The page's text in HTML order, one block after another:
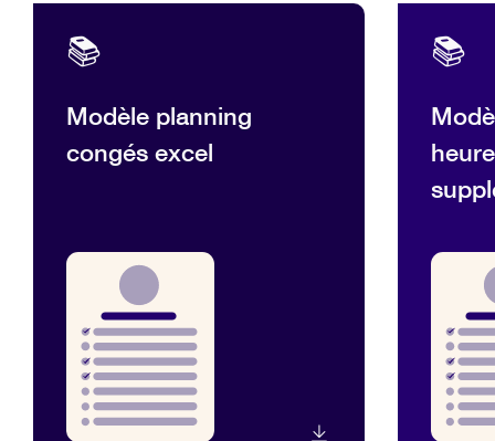
📚
Modèle planning
congés excel
📚